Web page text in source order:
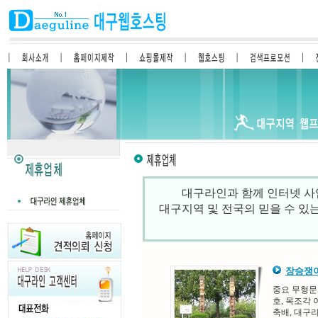
대구라인과 함께 인터넷
대구지역 및 전국의 믿을 수 있
장승쟁
중요 무형
호, 목조각
축배, 대구